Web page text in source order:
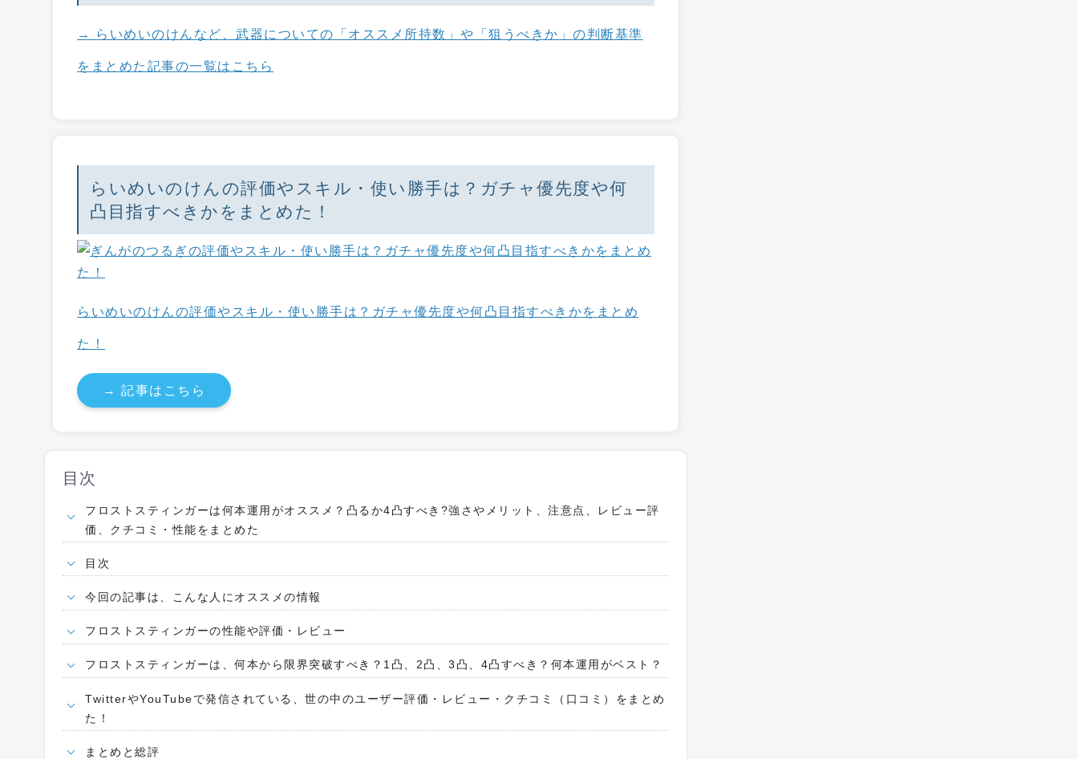
→ らいめいのけんなど、武器についての「オススメ所持数」や「狙うべきか」の判断基準
をまとめた記事の一覧はこちら
らいめいのけんの評価やスキル・使い勝手は？ガチャ優先度や何
凸目指すべきかをまとめた！
らいめいのけんの評価やスキル・使い勝手は？ガチャ優先度や何凸目指すべきかをまとめ
た！
→ 記事はこちら
目次
フロストスティンガーは何本運用がオススメ？凸るか4凸すべき?強さやメリット、注意点、レビュー評
価、クチコミ・性能をまとめた
目次
今回の記事は、こんな人にオススメの情報
フロストスティンガーの性能や評価・レビュー
フロストスティンガーは、何本から限界突破すべき？1凸、2凸、3凸、4凸すべき？何本運用がベスト？
TwitterやYouTubeで発信されている、世の中のユーザー評価・レビュー・クチコミ（口コミ）をまとめ
た！
まとめと総評